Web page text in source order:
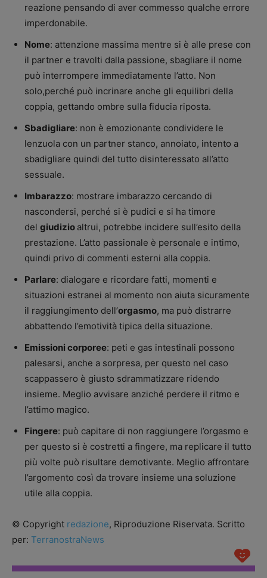
reazione pensando di aver commesso qualche errore
imperdonabile.
Nome: attenzione massima mentre si è alle prese con
il partner e travolti dalla passione, sbagliare il nome
può interrompere immediatamente l’atto. Non
solo,perché può incrinare anche gli equilibri della
coppia, gettando ombre sulla fiducia riposta.
Sbadigliare: non è emozionante condividere le
lenzuola con un partner stanco, annoiato, intento a
sbadigliare quindi del tutto disinteressato all’atto
sessuale.
Imbarazzo: mostrare imbarazzo cercando di
nascondersi, perché si è pudici e si ha timore
del giudizio altrui, potrebbe incidere sull’esito della
prestazione. L’atto passionale è personale e intimo,
quindi privo di commenti esterni alla coppia.
Parlare: dialogare e ricordare fatti, momenti e
situazioni estranei al momento non aiuta sicuramente
il raggiungimento dell’orgasmo, ma può distrarre
abbattendo l’emotività tipica della situazione.
Emissioni corporee: peti e gas intestinali possono
palesarsi, anche a sorpresa, per questo nel caso
scappassero è giusto sdrammatizzare ridendo
insieme. Meglio avvisare anziché perdere il ritmo e
l’attimo magico.
Fingere: può capitare di non raggiungere l’orgasmo e
per questo si è costretti a fingere, ma replicare il tutto
più volte può risultare demotivante. Meglio affrontare
l’argomento così da trovare insieme una soluzione
utile alla coppia.
© Copyright redazione, Riproduzione Riservata. Scritto
per: TerranostraNews